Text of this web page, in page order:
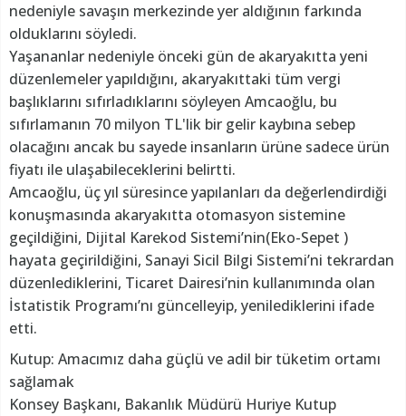
nedeniyle savaşın merkezinde yer aldığının farkında
olduklarını söyledi.
Yaşananlar nedeniyle önceki gün de akaryakıtta yeni
düzenlemeler yapıldığını, akaryakıttaki tüm vergi
başlıklarını sıfırladıklarını söyleyen Amcaoğlu, bu
sıfırlamanın 70 milyon TL'lik bir gelir kaybına sebep
olacağını ancak bu sayede insanların ürüne sadece ürün
fiyatı ile ulaşabileceklerini belirtti.
Amcaoğlu, üç yıl süresince yapılanları da değerlendirdiği
konuşmasında akaryakıtta otomasyon sistemine
geçildiğini, Dijital Karekod Sistemi’nin(Eko-Sepet )
hayata geçirildiğini, Sanayi Sicil Bilgi Sistemi’ni tekrardan
düzenlediklerini, Ticaret Dairesi’nin kullanımında olan
İstatistik Programı’nı güncelleyip, yenilediklerini ifade
etti.
Kutup: Amacımız daha güçlü ve adil bir tüketim ortamı
sağlamak
Konsey Başkanı, Bakanlık Müdürü Huriye Kutup